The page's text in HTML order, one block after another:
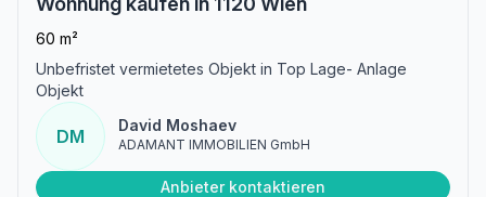
60 m²
Unbefristet vermietetes Objekt in Top Lage- Anlage
Objekt
DM
David Moshaev
ADAMANT IMMOBILIEN GmbH
Anbieter kontaktieren